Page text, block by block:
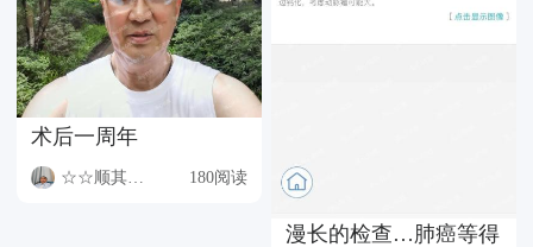
术后一周年
☆☆顺其自然☆☆ 180阅读
漫长的检查…肺癌等得